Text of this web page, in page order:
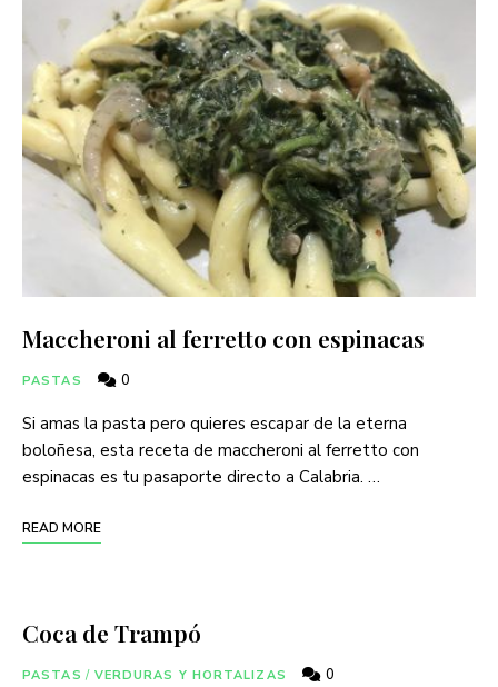
Maccheroni al ferretto con espinacas
PASTAS 0
Si amas la pasta pero quieres escapar de la eterna
boloñesa, esta receta de maccheroni al ferretto con
espinacas es tu pasaporte directo a Calabria. …
READ MORE
Coca de Trampó
PASTAS / VERDURAS Y HORTALIZAS 0